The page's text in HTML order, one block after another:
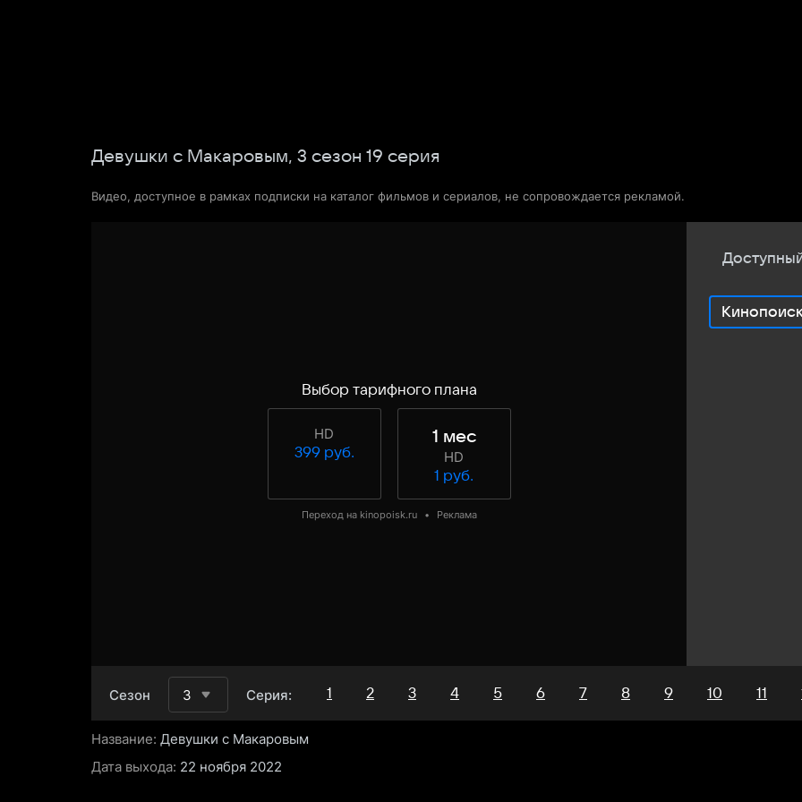
Девушки с Макаровым, 3 сезон 19 серия
Видео, доступное в рамках подписки на каталог фильмов и сериалов, не сопровождается рекламой.
Выбор тарифного плана
HD
399 руб.
1 мес
HD
1 руб.
Переход на kinopoisk.ru • Реклама
Сезон 3 Серия: 1 2 3 4 5 6 7 8 9 10 11
Название: Девушки с Макаровым
Дата выхода: 22 ноября 2022